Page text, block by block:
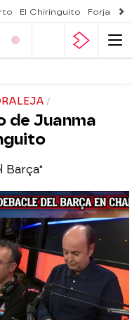
El Chiringuito Forjado
de Juanma
Barça"